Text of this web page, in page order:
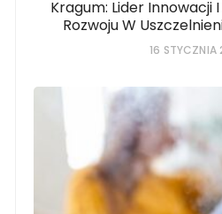
Kragum: Lider Innowacji
Rozwoju W
16 STYCZNIA